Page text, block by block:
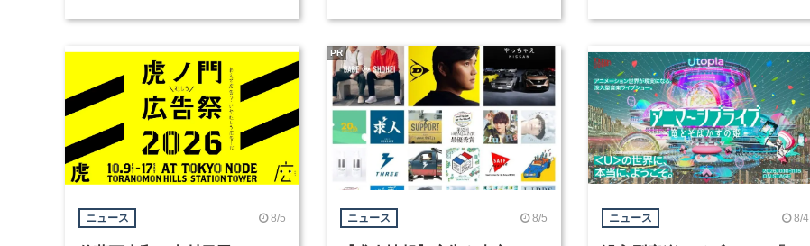
ニュース 8/5 ニュース 8/5
PR
ニュース 8/4